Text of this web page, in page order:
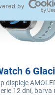
6
displeje
12 dní, barva